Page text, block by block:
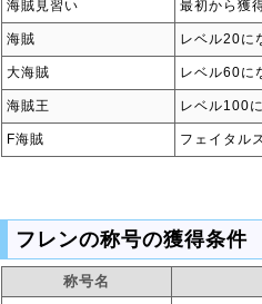
海賊見習い 最初から獲
海賊 レベル20に
大海賊 レベル60に
海賊王 レベル100
F海賊 フェイタル
フレンの称号の獲得条件
称号名